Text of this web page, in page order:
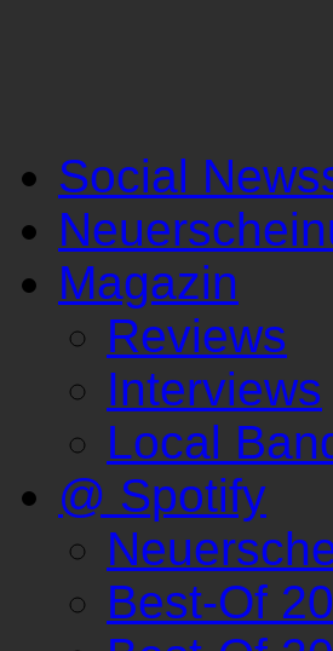
Social
Magazin
Reviews
Interviews
Local
@ Spotify
Best-Of